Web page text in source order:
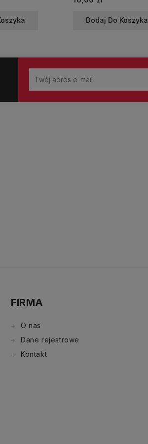
Dodaj Do Koszyka
FIRMA
O nas
Dane rejestrowe
Kontakt